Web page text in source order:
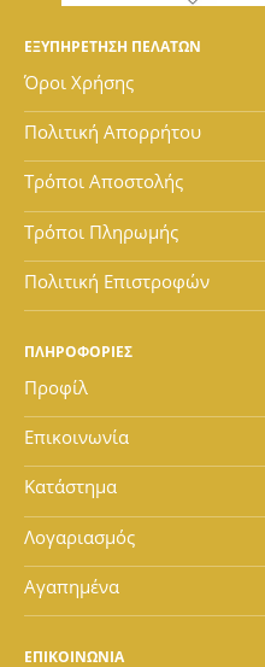
ΕΞΥΠΗΡΕΤΗΣΗ ΠΕΛΑΤΩΝ
Όροι Χρήσης
Πολιτική Απορρήτου
Τρόποι Αποστολής
Τρόποι Πληρωμής
Πολιτική Επιστροφών
ΠΛΗΡΟΦΟΡΙΕΣ
Προφίλ
Επικοινωνία
Κατάστημα
Λογαριασμός
Αγαπημένα
ΕΠΙΚΟΙΝΩΝΙΑ